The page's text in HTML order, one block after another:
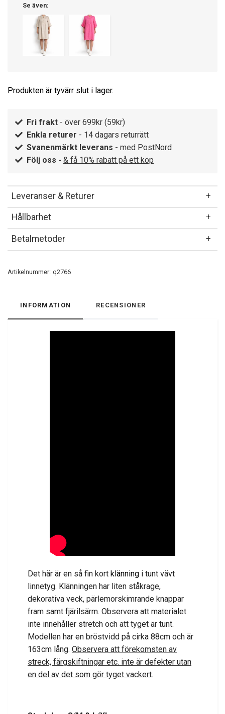
Se även:
Produkten är tyvärr slut i lager.
Fri frakt - över 699kr (59kr)
Enkla returer - 14 dagars returrätt
Svanenmärkt leverans - med PostNord
Följ oss - & få 10% rabatt på ett köp
Leveranser & Returer
Hållbarhet
Betalmetoder
Artikelnummer: q2766
INFORMATION RECENSIONER
Det här är en så fin kort klänning i tunt vävt
linnetyg. Klänningen har liten ståkrage,
dekorativa veck, pärlemorskimrande knappar
fram samt fjärilsärm. Observera att materialet
inte innehåller stretch och att tyget är tunt.
Modellen har en bröstvidd på cirka 88cm och är
163cm lång. Observera att förekomsten av
streck, färgskiftningar etc. inte är defekter utan
en del av det som gör tyget vackert.